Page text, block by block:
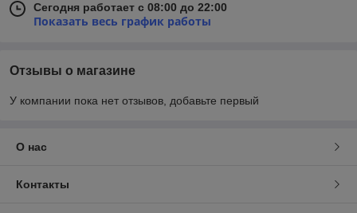
Сегодня работает с 08:00 до 22:00
Показать весь график работы
Отзывы о магазине
У компании пока нет отзывов, добавьте первый
О нас
Контакты